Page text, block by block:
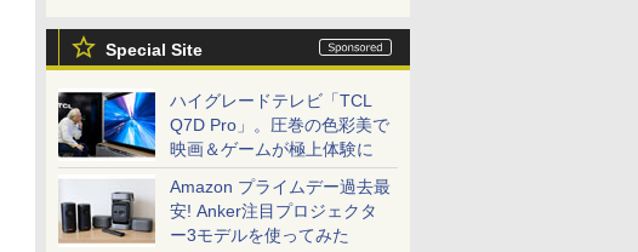
Special Site
ハイグレードテレビ「TCL
Q7D Pro」。圧巻の色彩美で
映画＆ゲームが極上体験に
Amazon プライムデー過去最
安! Anker注目プロジェクタ
ー3モデルを使ってみた